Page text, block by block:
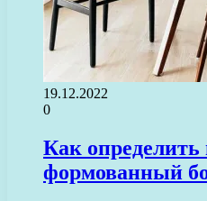
19.12.2022
0
Как
формованный